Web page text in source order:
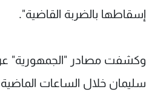
إسقاطها بالضربة القاضية".
وكشفت مصادر "الجمهورية"
سليمان خلال الساعات